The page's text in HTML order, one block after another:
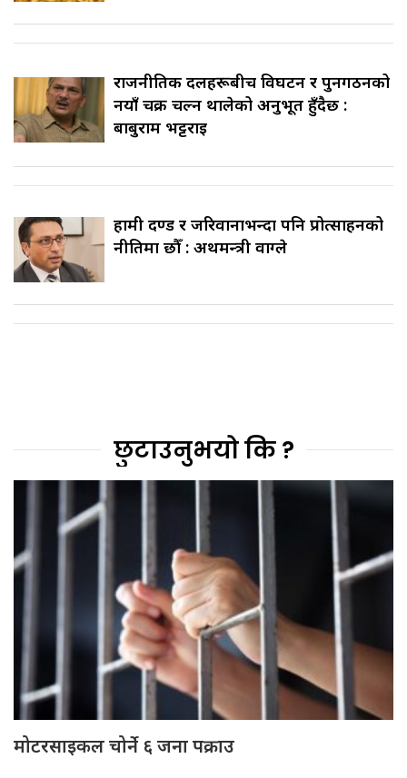
राजनीतिक दलहरूबीच विघटन र पुनर्गठनको
नयाँ चक्र चल्न थालेको अनुभूत हुँदैछ :
बाबुराम भट्टराई
हामी दण्ड र जरिवानाभन्दा पनि प्रोत्साहनको
नीतिमा छौँ : अर्थमन्त्री वाग्ले
छुटाउनुभयो कि ?
मोटरसाइकल चोर्ने ६ जना पक्राउ